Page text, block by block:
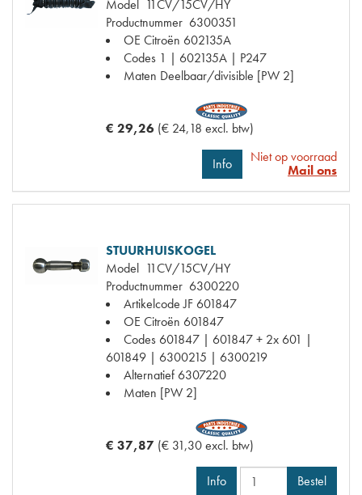
Model 11CV/15CV/HY
Productnummer 6300351
OE Citroën 602135A
Codes 1 | 602135A | P247
Maten Deelbaar/divisible [PW 2]
€ 29,26 (€ 24,18 excl. btw)
Info
Niet op voorraad
Mail ons
STUURHUISKOGEL
Model 11CV/15CV/HY
Productnummer 6300220
Artikelcode JF 601847
OE Citroën 601847
Codes 601847 | 601847 + 2x 601 |
601849 | 6300215 | 6300219
Alternatief 6307220
Maten [PW 2]
€ 37,87 (€ 31,30 excl. btw)
Info Bestel